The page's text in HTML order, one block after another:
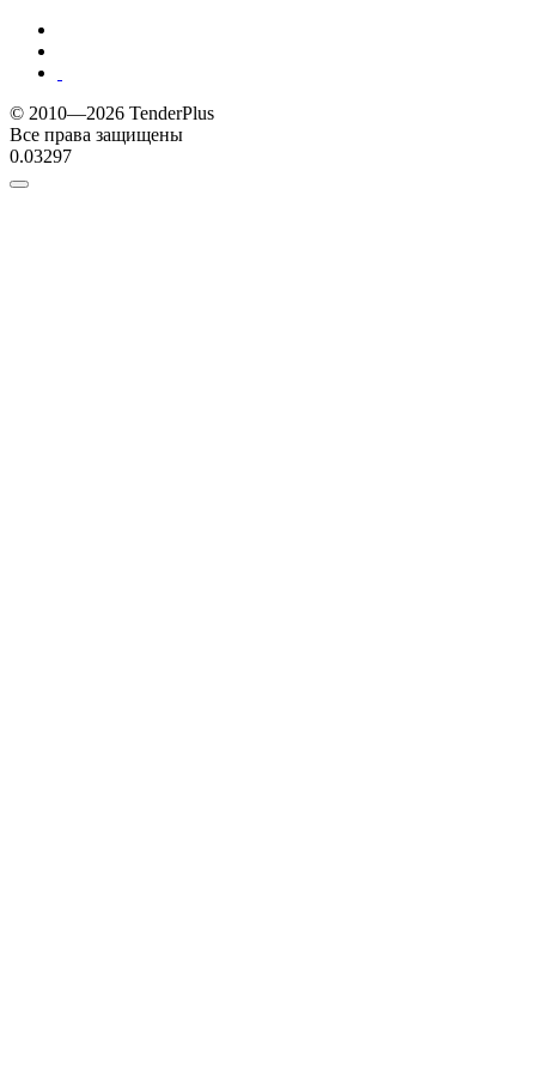
© 2010—2026 TenderPlus
Все права защищены
0.03297